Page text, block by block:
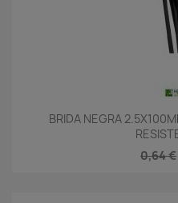
BRIDA NEGRA
0,64 €